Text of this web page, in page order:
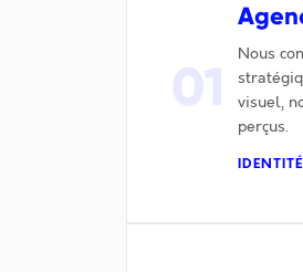
Nous
visuel,
perçus.